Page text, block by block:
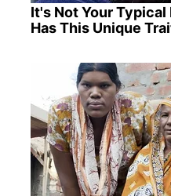
It's Not Your
Has This Unique